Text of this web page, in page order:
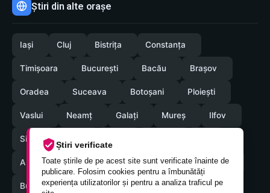
Știri verificate
Toate știrile de pe acest site sunt verificate înainte de
publicare. Folosim cookies pentru a îmbunătăți
experiența utilizatorilor și pentru a analiza traficul pe
Știri din alte orașe
Iași Cluj Bistrița Constanța
Timișoara București Bacău Brașov
Oradea Suceava Botoșani Ploiești
Vaslui Neamț Galați Mureș Ilfov
Sibiu
Arges Maramures Vrancea Satumare
Buzau Braila Calarasi Caras-Severin